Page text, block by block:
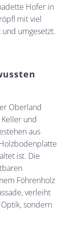
Hofer in
mit viel
umgesetzt.
Oberland
und
aus
ist. Die
Föhrenholz
verleiht
sondern